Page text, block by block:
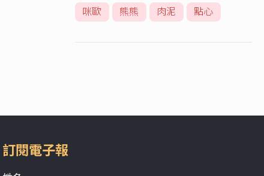
咪歐
熊熊 肉泥 點心
訂閱電子報